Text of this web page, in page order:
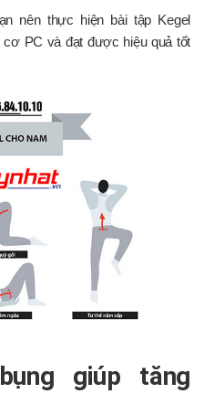
nên thực hiện bài tập Kegel
PC và đạt được hiệu quả tốt
giúp tăng